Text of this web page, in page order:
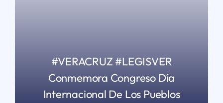
#VERACRUZ #LEGISVER
Conmemora Congreso Día
Internacional De Los Pueblos